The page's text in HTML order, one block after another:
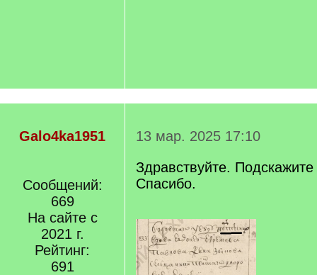
Galo4ka1951
Сообщений:
669
На сайте с
2021 г.
Рейтинг:
691
13 мар. 2025 17:10
Здравствуйте.
Спасибо.